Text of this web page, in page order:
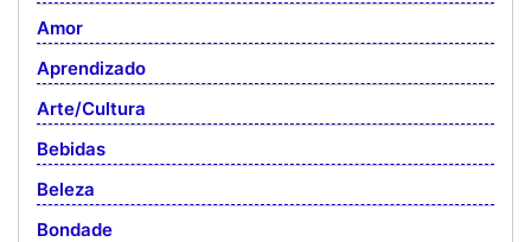
Amor
Aprendizado
Arte/Cultura
Bebidas
Beleza
Bondade